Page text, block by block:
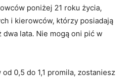
poniżej 21 roku życia,
i kierowców, którzy posiadają
lata. Nie mogą oni pić w
0,5 do 1,1 promila, zostaniesz